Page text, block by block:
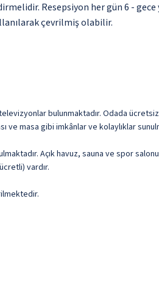
Resepsiyon her gün 6 -
çevrilmiş olabilir.
bulunmaktadır. Odada
masa gibi imkânlar ve kolaylıklar
Açık havuz, sauna ve spor
vardır.